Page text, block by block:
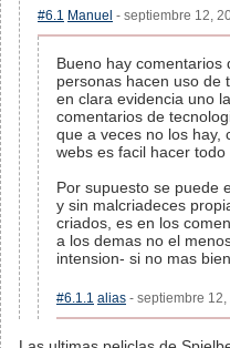
#6.1 Manuel - septiembre 12,
Bueno hay
personas hacen uso de
en clara evidencia uno
comentarios de
que a veces no los hay,
webs es facil hacer
Por supuesto se puede
y sin malcriadeces
criados, es en los
a los demas no el
intension- si no mas
#6.1.1 alias - septiembre